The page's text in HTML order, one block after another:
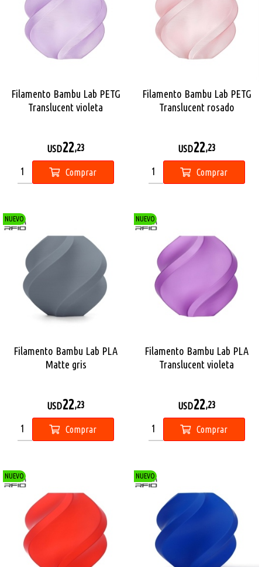
Filamento Bambu Lab PETG
Translucent violeta
USD22,23
Comprar
Filamento Bambu Lab PETG
Translucent rosado
USD22,23
Comprar
NUEVO
Filamento Bambu Lab PLA
Matte gris
USD22,23
Comprar
NUEVO
Filamento Bambu Lab PLA
Translucent violeta
USD22,23
Comprar
NUEVO NUEVO